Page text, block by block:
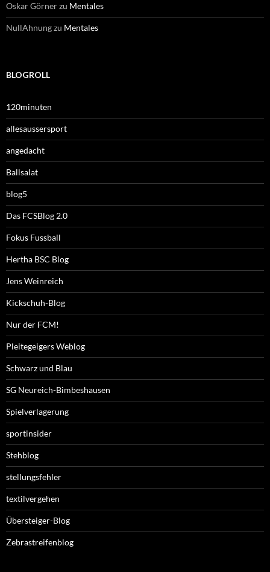
Oskar Görnerzu Mentales
NullAhnungzu Mentales
BLOGROLL
120minuten
allesaussersport
angedacht
Ballsalat
blog5
Das FCSBlog 2.0
Fokus Fussball
Hertha BSC Blog
Jens Weinreich
Kickschuh-Blog
Nur der FCM!
Pleitegeigers Weblog
Schwarz und Blau
SG Neureich-Bimbeshausen
Spielverlagerung
sportinsider
Stehblog
stellungsfehler
textilvergehen
Übersteiger-Blog
Zebrastreifenblog